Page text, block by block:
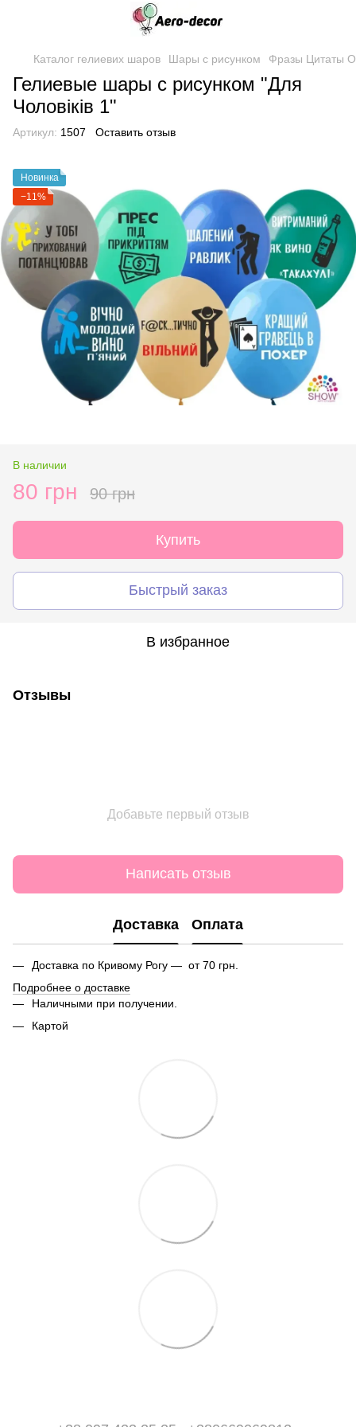
Каталог гелиевих шаров Шары с рисунком Фразы Цитаты
Гелиевые шары с рисунком "Для
Чоловіків 1"
Артикул: 1507 Оставить отзыв
Новинка
−11%
В наличии
80 грн 90 грн
Купить
Быстрый заказ
В избранное
Отзывы
Добавьте первый отзыв
Написать отзыв
Доставка Оплата
Доставка по Кривому Рогу — от 70 грн.
Подробнее о доставке
Наличными при получении.
Картой